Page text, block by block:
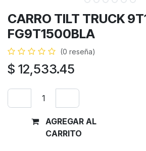
CARRO TILT TRUCK
FG9T1500BLA
(0 reseña)
$ 12,533.45
AGREGAR AL
CARRITO